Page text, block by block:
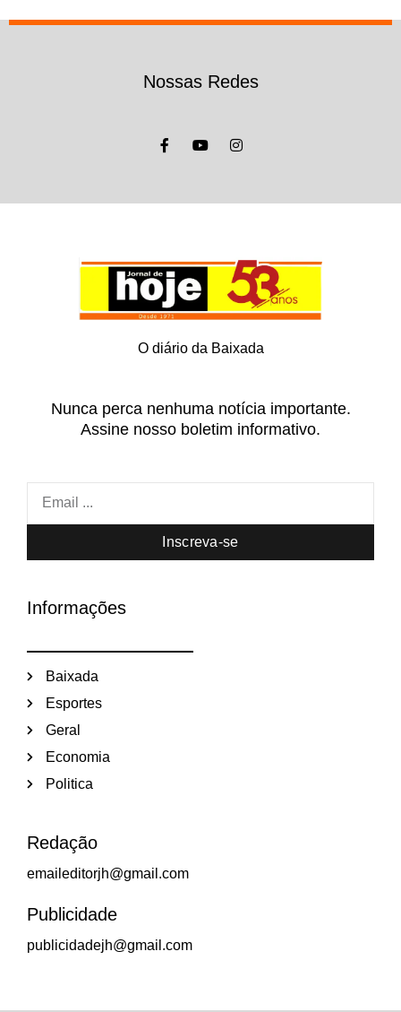
Nossas Redes
O diário da Baixada
Nunca perca nenhuma notícia importante.
Assine nosso boletim informativo.
Inscreva-se
Informações
Baixada
Esportes
Geral
Economia
Politica
Redação
emaileditorjh@gmail.com
Publicidade
publicidadejh@gmail.com